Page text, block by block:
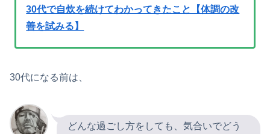
30代で自炊を続けてわかってきたこと【体調の改
善を試みる】
30代になる前は、
どんな過ごし方をしても、気合いでどう